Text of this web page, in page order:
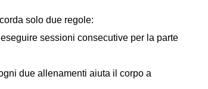
solo due regole:
sessioni consecutive per la parte
due allenamenti aiuta il corpo a